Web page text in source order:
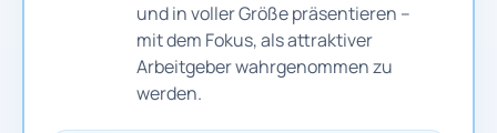
und in voller Größe präsentieren –
mit dem Fokus, als attraktiver
Arbeitgeber wahrgenommen zu
werden.